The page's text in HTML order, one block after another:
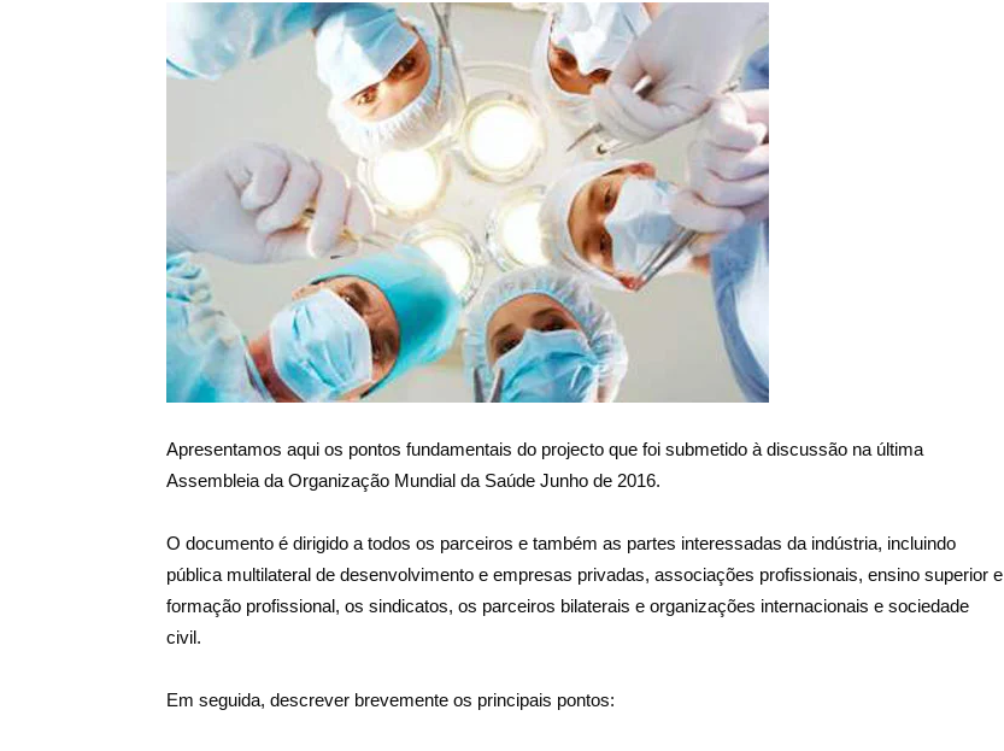
Salud
Apresentamos aqui os pontos fundamentais do projecto que foi submetido à discussão na última
Assembleia da Organização Mundial da Saúde Junho de 2016.
O documento é dirigido a todos os parceiros e também as partes interessadas da indústria, incluindo
pública multilateral de desenvolvimento e empresas privadas, associações profissionais, ensino superior e
formação profissional, os sindicatos, os parceiros bilaterais e organizações internacionais e sociedade
civil.
Em seguida, descrever brevemente os principais pontos: